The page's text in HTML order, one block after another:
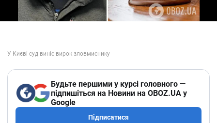
Будьте першими у курсі головного —
підпишіться на Новини на OBOZ.UA у
Google
Підписатися